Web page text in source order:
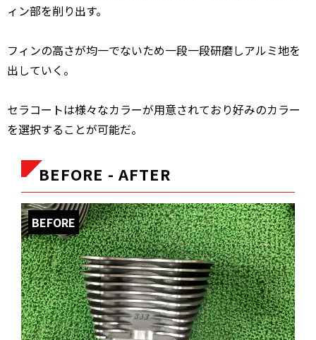
ィン部を削り出す。
フィンの高さが均一でないため一段一段研磨しアルミ地を
出していく。
セラコートは様々なカラーが用意されており好みのカラー
を選択することが可能だ。
BEFORE - AFTER
BEFORE